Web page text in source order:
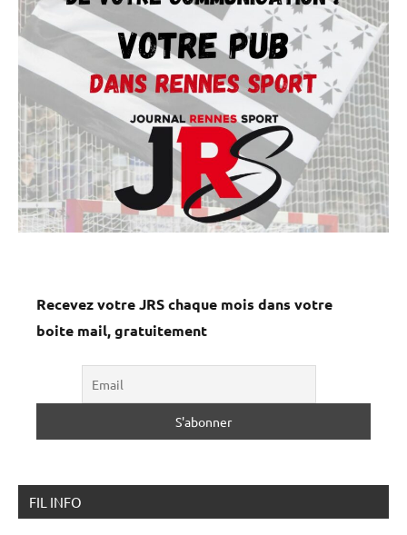
Recevez votre JRS chaque mois dans votre
boite mail, gratuitement
FIL INFO